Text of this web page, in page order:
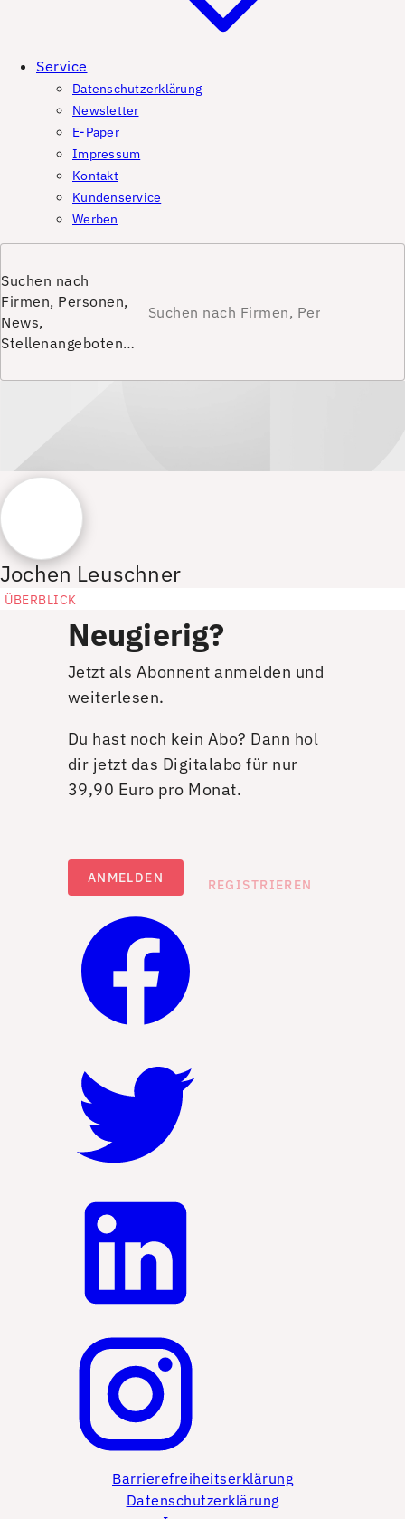
Service
Datenschutzerklärung
Newsletter
E-Paper
Impressum
Kontakt
Kundenservice
Werben
Suchen nach
Firmen, Personen,
News,
Stellenangeboten…
Jochen Leuschner
ÜBERBLICK
Neugierig?
Jetzt als Abonnent anmelden und
weiterlesen.
Du hast noch kein Abo? Dann hol
dir jetzt das Digitalabo für nur
39,90 Euro pro Monat.
ANMELDEN REGISTRIEREN
Barrierefreiheitserklärung
Datenschutzerklärung